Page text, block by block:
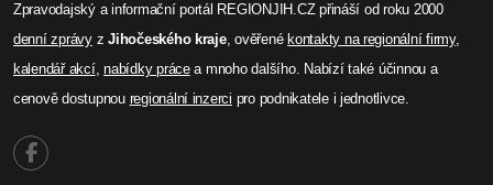
Zpravodajský a informační portál REGIONJIH.CZ přináší od roku 2000
denní zprávyzJihočeského kraje, ověřené kontakty na regionální firmy,
kalendář akcí,nabídky prácea mnoho dalšího. Nabízí také účinnou a
cenově dostupnou regionální inzerci pro podnikatele i jednotlivce.